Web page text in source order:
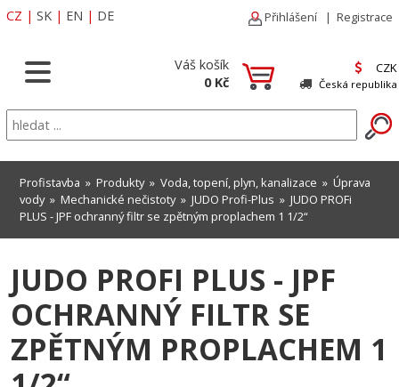
CZ | SK | EN | DE Přihlášení | Registrace
Váš košík
0 Kč
CZK
Česká republika
Profistavba » Produkty» Voda, topení, plyn, kanalizace » Úprava
vody» Mechanické nečistoty» JUDO Profi-Plus » JUDO PROFi
PLUS - JPF ochranný filtr se zpětným proplachem 1 1/2“
JUDO PROFI PLUS - JPF
OCHRANNÝ FILTR SE
ZPĚTNÝM PROPLACHEM 1